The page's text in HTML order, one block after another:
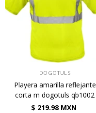
DOGOTULS
Playera amarilla reflejante
corta m dogotuls qb1002
$ 219.98 MXN